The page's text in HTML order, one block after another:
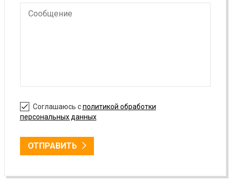
Соглашаюсь сполитикой обработки
персональных данных
ОТПРАВИТЬ